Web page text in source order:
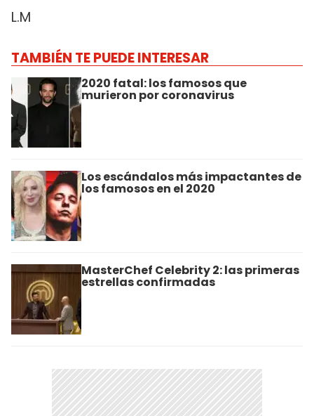
L.M
TAMBIÉN TE PUEDE INTERESAR
2020 fatal: los famosos que
murieron por coronavirus
Los escándalos más impactantes de
los famosos en el 2020
MasterChef Celebrity 2: las primeras
estrellas confirmadas